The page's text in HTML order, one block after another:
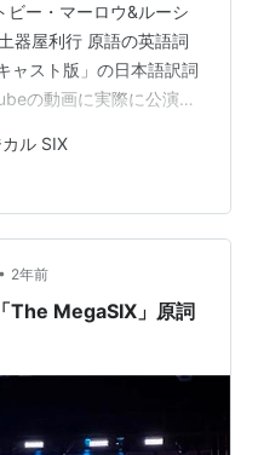
ー・マーロウ&ルーシ
器屋利行 原語の英語詞
ャスト版」の日本語訳詞
の動画に実際に公演を
DiedDied
we are…
ル SIX
• 2年前
The MegaSIX」原詞